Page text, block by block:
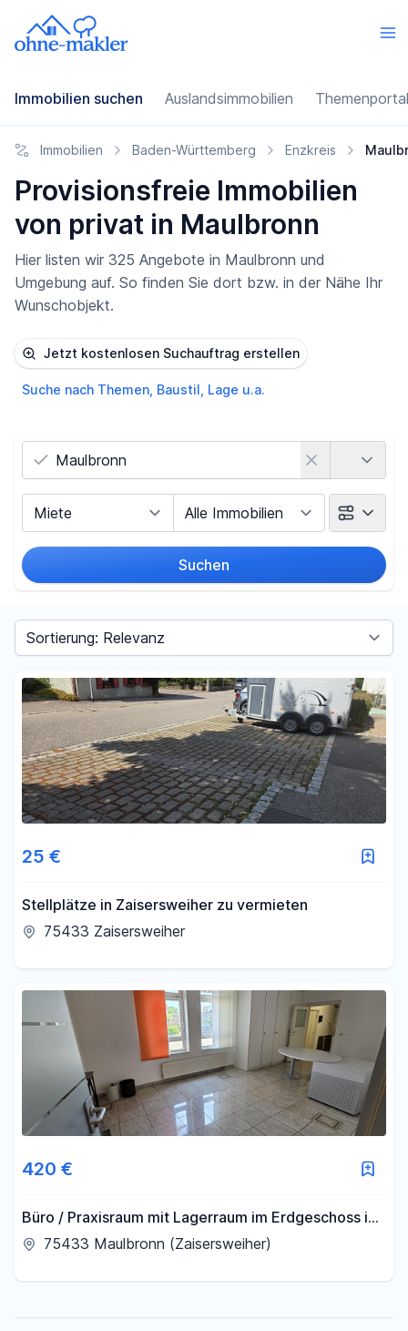
Immobilien suchen Auslandsimmobilien
Immobilien Baden-Württemberg Enzkreis
Provisionsfreie Immobilien
von privat in Maulbronn
Hier listen wir 325 Angebote in Maulbronn und
Umgebung auf. So finden Sie dort bzw. in der Nähe Ihr
Wunschobjekt.
Jetzt kostenlosen Suchauftrag erstellen
Suche nach Themen, Baustil, Lage u.a.
Suchen
- €
Filter für Preis zurücksetzen
Sortieren nach
25 €
Stellplätze in Zaisersweiher zu vermieten
75433 Zaisersweiher
420 €
Büro / Praxisraum mit Lagerraum im Erdgeschoss in
zentraler Lage
75433 Maulbronn (Zaisersweiher)